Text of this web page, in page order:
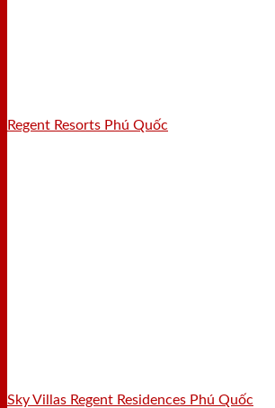
Regent Resorts Phú Quốc
Sky Villas Regent Residences Phú Quốc